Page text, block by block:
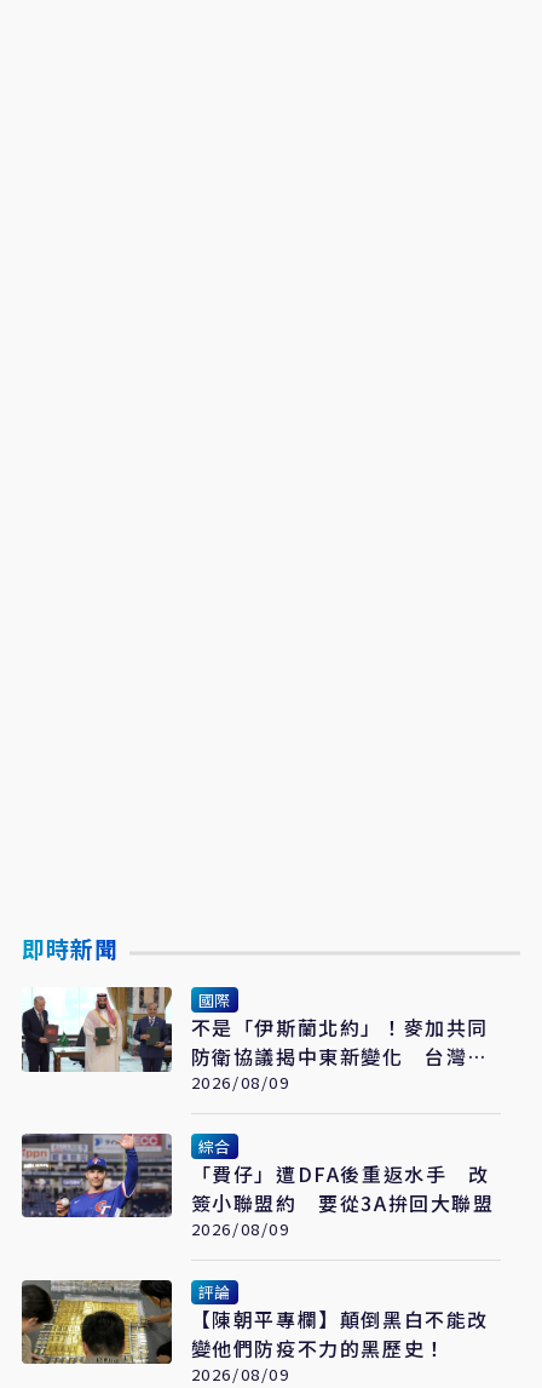
即時新聞
國際
不是「伊斯蘭北約」！麥加共同
防衛協議揭中東新變化 台灣該
看懂「多層次安全」
2026/08/09
綜合
「費仔」遭DFA後重返水手 改
簽小聯盟約 要從3A拚回大聯盟
2026/08/09
評論
【陳朝平專欄】顛倒黑白不能改
變他們防疫不力的黑歷史！
2026/08/09